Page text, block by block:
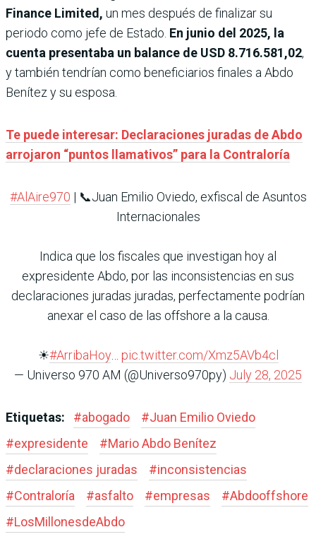
Finance Limited, un mes después de finalizar su
periodo como jefe de Estado. En junio del 2025, la
cuenta presentaba un balance de USD 8.716.581,02,
y también tendrían como beneficiarios finales a Abdo
Benítez y su esposa.
Te puede interesar: Declaraciones juradas de Abdo
arrojaron “puntos llamativos” para la Contraloría
#AlAire970 | 📞Juan Emilio Oviedo, exfiscal de Asuntos
Internacionales
Indica que los fiscales que investigan hoy al
expresidente Abdo, por las inconsistencias en sus
declaraciones juradas juradas, perfectamente podrían
anexar el caso de las offshore a la causa.
☀#ArribaHoy… pic.twitter.com/Xmz5AVb4cl
— Universo 970 AM (@Universo970py) July 28, 2025
Etiquetas: #abogado #Juan Emilio Oviedo
#expresidente #Mario Abdo Benítez
#declaraciones juradas #inconsistencias
#Contraloría #asfalto #empresas #Abdooffshore
#LosMillonesdeAbdo